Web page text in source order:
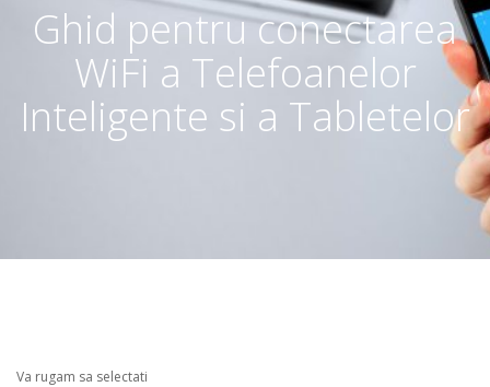
Ghid pentru conectarea
WiFi a Telefoanelor
Inteligente si a Tabletelor
Va rugam sa selectati